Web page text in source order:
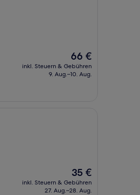
Der
Preis
beträgt
66 €
inkl. Steuern & Gebühren
9. Aug.–10. Aug.
Der
Preis
beträgt
35 €
inkl. Steuern & Gebühren
27. Aug.–28. Aug.